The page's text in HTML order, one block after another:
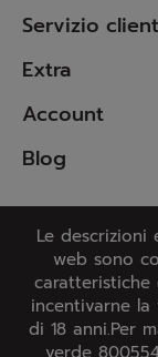
Servizio
Extra
Account
Blog
Le
web sono
incentivarne
di 18 anni.Per